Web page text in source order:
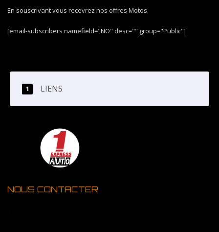
En souscrivant vous recevrez nos offres Motos.
[email-subscribers namefield="NO" desc="" group="Public"]
LIENS
NOUS CONTACTER